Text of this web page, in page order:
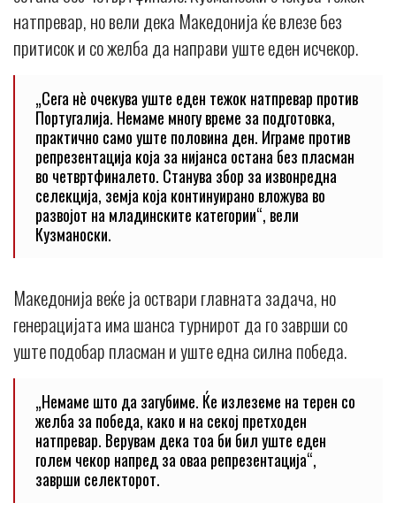
натпревар, но вели дека Македонија ќе влезе без
притисок и со желба да направи уште еден исчекор.
„Сега нè очекува уште еден тежок натпревар против
Португалија. Немаме многу време за подготовка,
практично само уште половина ден. Играме против
репрезентација која за нијанса остана без пласман
во четвртфиналето. Станува збор за извонредна
селекција, земја која континуирано вложува во
развојот на младинските категории“, вели
Кузманоски.
Македонија веќе ја оствари главната задача, но
генерацијата има шанса турнирот да го заврши со
уште подобар пласман и уште една силна победа.
„Немаме што да загубиме. Ќе излеземе на терен со
желба за победа, како и на секој претходен
натпревар. Верувам дека тоа би бил уште еден
голем чекор напред за оваа репрезентација“,
заврши селекторот.